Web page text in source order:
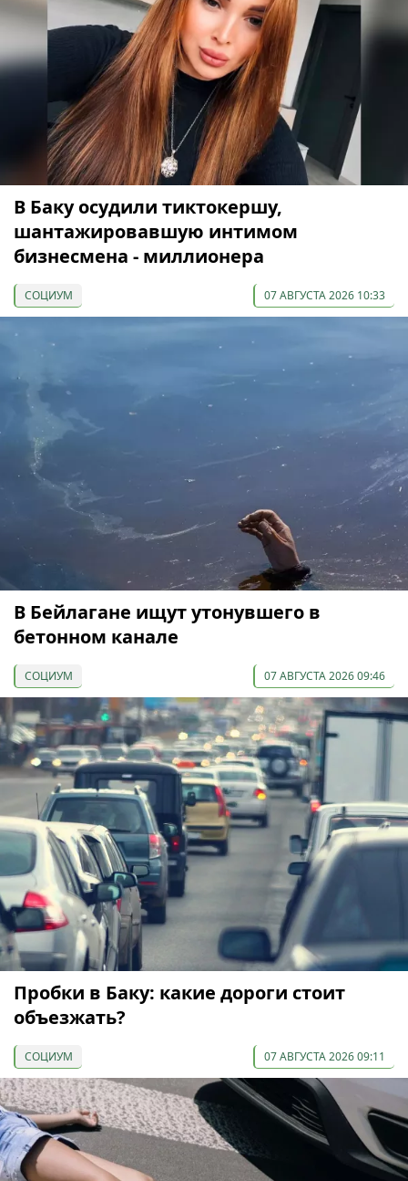
В Баку осудили тиктокершу,
шантажировавшую интимом
бизнесмена - миллионера
СОЦИУМ 07 АВГУСТА 2026 10:33
В Бейлагане ищут утонувшего в
бетонном канале
СОЦИУМ 07 АВГУСТА 2026 09:46
Пробки в Баку: какие дороги стоит
объезжать?
СОЦИУМ 07 АВГУСТА 2026 09:11